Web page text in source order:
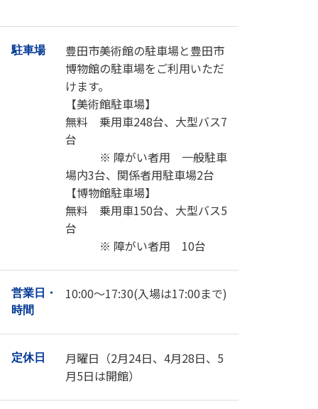
駐車場
豊田市美術館の駐車場と豊田市
博物館の駐車場をご利用いただ
けます。
【美術館駐車場】
無料 乗用車248台、大型バス7
台
※ 障がい者用 一般駐車
場内3台、関係者用駐車場2台
【博物館駐車場】
無料 乗用車150台、大型バス5
台
※ 障がい者用 10台
営業日・
時間
10:00～17:30(入場は17:00まで)
定休日
月曜日（2月24日、4月28日、5
月5日は開館）